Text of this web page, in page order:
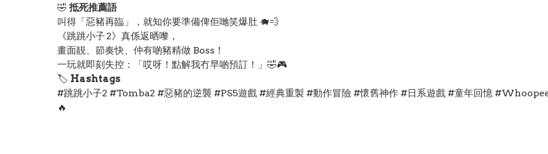
🤣 抵死推薦語
叫得「惡豬再臨」，就知你要準備俾佢哋笑爆肚 🐗💨
《跳跳小子 2》真係返晒嚟，
畫面靚、節奏快、仲有啲豬精做 Boss！
一玩就即刻失控：「哎呀！點解我冇早啲預訂！」🤣🎮
🏷️ Hashtags
#跳跳小子2 #Tomba2 #惡豬的逆襲 #PS5遊戲 #經典重製 #動作冒險 #懷舊神作 #日系遊戲 #童年回憶
🔥